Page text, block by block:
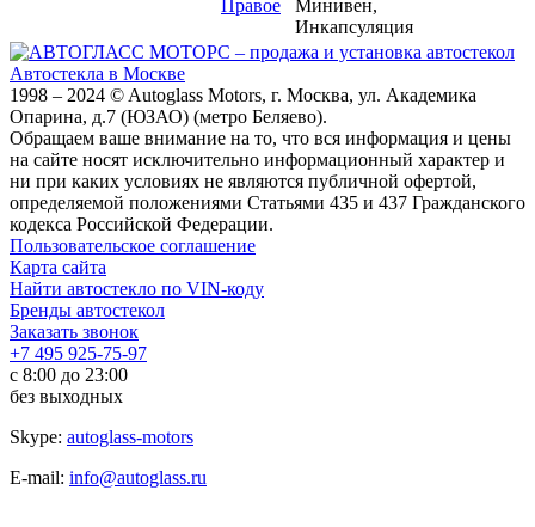
Правое
Минивен,
Инкапсуляция
Автостекла в Москве
1998 – 2024 © Autoglass Motors, г. Москва, ул. Академика
Опарина, д.7 (ЮЗАО) (метро Беляево).
Обращаем ваше внимание на то, что вся информация и цены
на сайте носят исключительно информационный характер и
ни при каких условиях не являются публичной офертой,
определяемой положениями Статьями 435 и 437 Гражданского
кодекса Российской Федерации.
Пользовательское соглашение
Карта сайта
Найти автостекло по VIN-коду
Бренды автостекол
Заказать звонок
+7 495 925-75-97
с 8:00 до 23:00
без выходных
Skype: autoglass-motors
E-mail: info@autoglass.ru